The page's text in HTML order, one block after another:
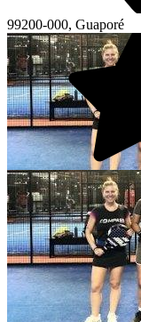
99200-000, Guaporé